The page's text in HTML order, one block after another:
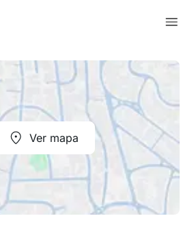
Ver mapa